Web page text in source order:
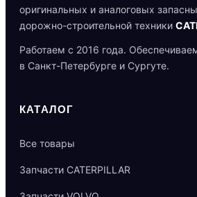
оригинальных и аналоговых
дорожно-строительной техники
Работаем с 2016 года.
в Санкт-Петербурге и Сургуте.
КАТАЛОГ
Все товары
Запчасти CATERPILLAR